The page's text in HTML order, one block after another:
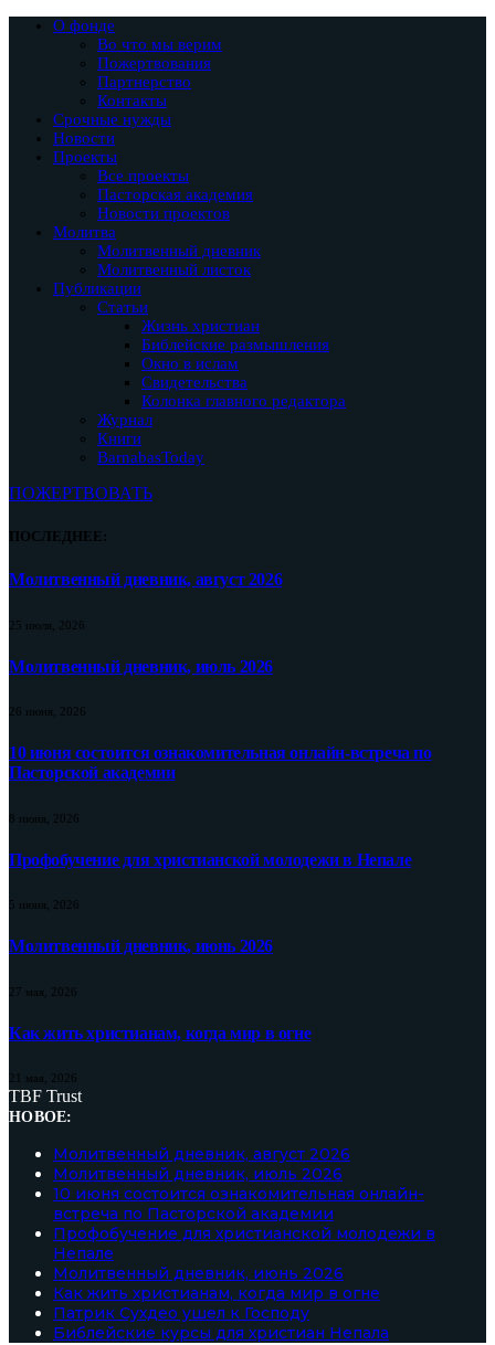
О фонде
Во что мы верим
Пожертвования
Партнерство
Контакты
Срочные нужды
Новости
Проекты
Все проекты
Пасторская академия
Новости проектов
Молитва
Молитвенный дневник
Молитвенный листок
Публикации
Статьи
Жизнь христиан
Библейские размышления
Окно в ислам
Свидетельства
Колонка главного редактора
Журнал
Книги
BarnabasToday
ПОЖЕРТВОВАТЬ
ПОСЛЕДНЕЕ:
Молитвенный дневник, август 2026
25 июля, 2026
Молитвенный дневник, июль 2026
26 июня, 2026
10 июня состоится ознакомительная онлайн-встреча по
Пасторской академии
8 июня, 2026
Профобучение для христианской молодежи в Непале
5 июня, 2026
Молитвенный дневник, июнь 2026
27 мая, 2026
Как жить христианам, когда мир в огне
21 мая, 2026
TBF Trust
НОВОЕ:
Молитвенный дневник, август 2026
Молитвенный дневник, июль 2026
10 июня состоится ознакомительная онлайн-
встреча по Пасторской академии
Профобучение для христианской молодежи в
Непале
Молитвенный дневник, июнь 2026
Как жить христианам, когда мир в огне
Патрик Сухдео ушел к Господу
Библейские курсы для христиан Непала